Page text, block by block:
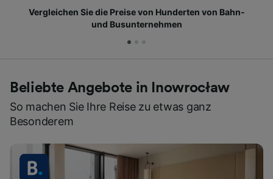
Vergleichen Sie die Preise von Hunderten von Bahn-
und Busunternehmen
Beliebte Angebote in Inowrocław
So machen Sie Ihre Reise zu etwas ganz
Besonderem